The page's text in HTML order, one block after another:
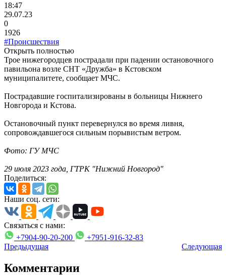
18:47
29.07.23
0
1926
#Происшествия
Открыть полностью
Трое нижегородцев пострадали при падении остановочного
павильона возле СНТ «Дружба» в Кстовском
муниципалитете, сообщает МЧС.
Пострадавшие госпитализированы в больницы Нижнего
Новгорода и Кстова.
Остановочный пункт перевернулся во время ливня,
сопровождавшегося сильным порывистым ветром.
Фото: ГУ МЧС
29 июля 2023 года, ГТРК "Нижний Новгород"
Поделиться:
Наши соц. сети:
Связаться с нами:
+7904-90-20-200
+7951-916-32-83
Предыдущая
Следующая
Комментарии